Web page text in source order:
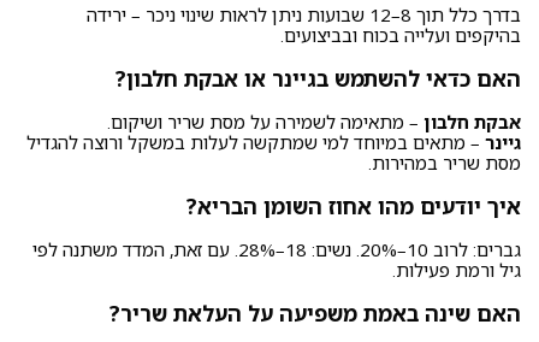
בדרך כלל תוך 8–12 שבועות ניתן לראות שינוי ניכר – ירידה
בהיקפים ועלייה בכוח ובביצועים.
האם כדאי להשתמש בגיינר או אבקת חלבון?
אבקת חלבון – מתאימה לשמירה על מסת שריר ושיקום.
גיינר – מתאים במיוחד למי שמתקשה לעלות במשקל ורוצה להגדיל
מסת שריר במהירות.
איך יודעים מהו אחוז השומן הבריא?
גברים: לרוב 10–20%. נשים: 18–28%. עם זאת, המדד משתנה לפי
גיל ורמת פעילות.
האם שינה באמת משפיעה על העלאת שריר?